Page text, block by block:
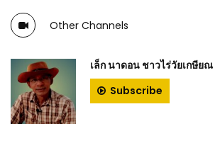
Other Channels
เล็ก นาดอน ชาวไร่วัยเกษียณ
Subscribe